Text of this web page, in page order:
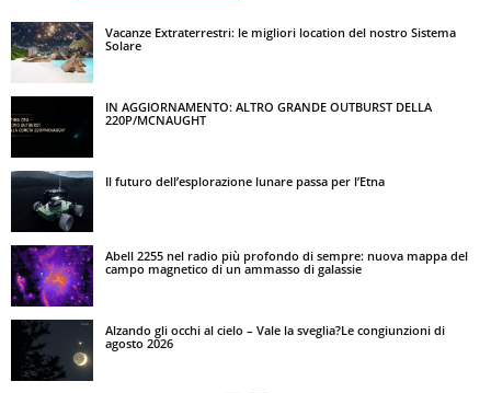
Vacanze Extraterrestri: le migliori location del nostro Sistema
Solare
IN AGGIORNAMENTO: ALTRO GRANDE OUTBURST DELLA
220P/MCNAUGHT
Il futuro dell’esplorazione lunare passa per l’Etna
Abell 2255 nel radio più profondo di sempre: nuova mappa del
campo magnetico di un ammasso di galassie
Alzando gli occhi al cielo – Vale la sveglia?Le congiunzioni di
agosto 2026